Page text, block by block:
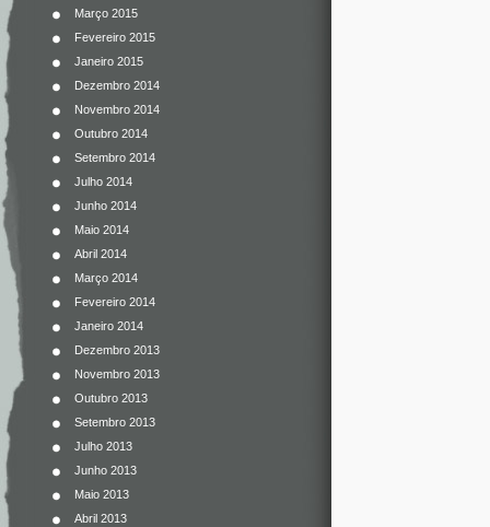
Março 2015
Fevereiro 2015
Janeiro 2015
Dezembro 2014
Novembro 2014
Outubro 2014
Setembro 2014
Julho 2014
Junho 2014
Maio 2014
Abril 2014
Março 2014
Fevereiro 2014
Janeiro 2014
Dezembro 2013
Novembro 2013
Outubro 2013
Setembro 2013
Julho 2013
Junho 2013
Maio 2013
Abril 2013